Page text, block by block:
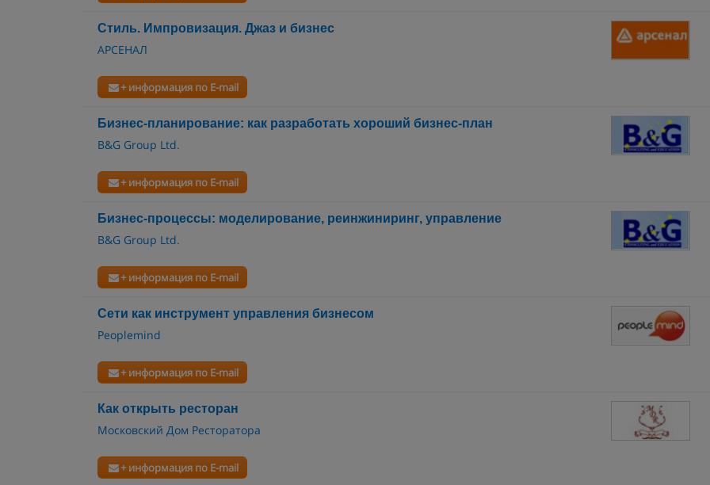
Стиль. Импровизация. Джаз и бизнес
АРСЕНАЛ
+ информация по E-mail
Бизнес-планирование: как разработать хороший бизнес-план
B&G Group Ltd.
+ информация по E-mail
Бизнес-процессы: моделирование, реинжиниринг, управление
B&G Group Ltd.
+ информация по E-mail
Сети как инструмент управления бизнесом
Peoplemind
+ информация по E-mail
Как открыть ресторан
Московский Дом Ресторатора
+ информация по E-mail